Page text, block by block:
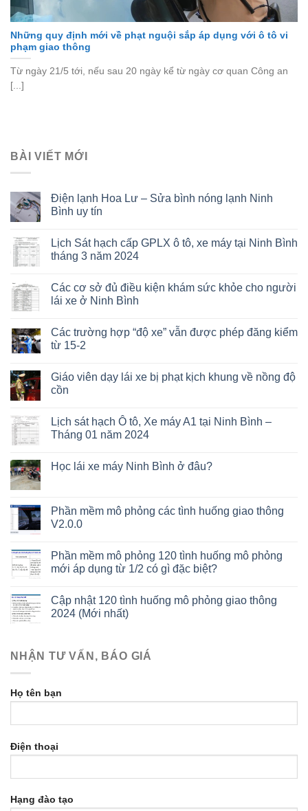
Những quy định mới về phạt nguội sắp áp dụng với ô tô vi
phạm giao thông
Từ ngày 21/5 tới, nếu sau 20 ngày kể từ ngày cơ quan Công an
[...]
BÀI VIẾT MỚI
Điện lạnh Hoa Lư – Sửa bình nóng lạnh Ninh
Bình uy tín
Lịch Sát hạch cấp GPLX ô tô, xe máy tại Ninh Bình
tháng 3 năm 2024
Các cơ sở đủ điều kiện khám sức khỏe cho người
lái xe ở Ninh Bình
Các trường hợp “độ xe” vẫn được phép đăng kiểm
từ 15-2
Giáo viên dạy lái xe bị phạt kịch khung về nồng độ
cồn
Lịch sát hạch Ô tô, Xe máy A1 tại Ninh Bình –
Tháng 01 năm 2024
Học lái xe máy Ninh Bình ở đâu?
Phần mềm mô phỏng các tình huống giao thông
V2.0.0
Phần mềm mô phỏng 120 tình huống mô phỏng
mới áp dụng từ 1/2 có gì đặc biệt?
Cập nhật 120 tình huống mô phỏng giao thông
2024 (Mới nhất)
NHẬN TƯ VẤN, BÁO GIÁ
Họ tên bạn
Điện thoại
Hạng đào tạo